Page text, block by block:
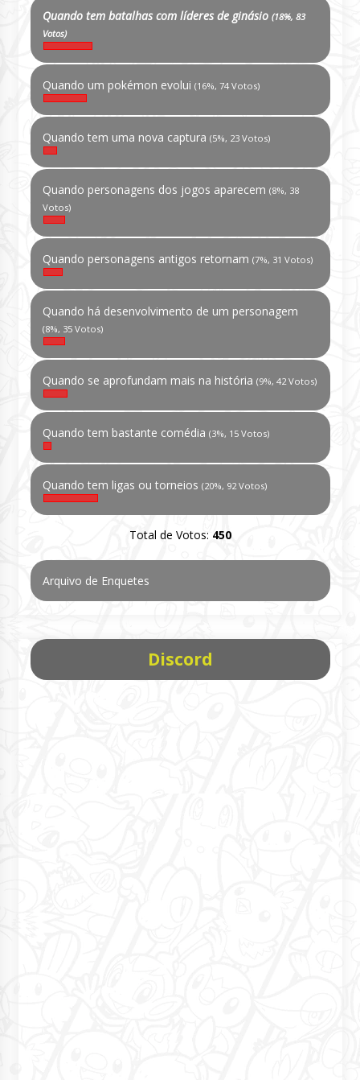
Quando tem batalhas com líderes de ginásio (18%, 83
Votos)
Quando um pokémon evolui (16%, 74 Votos)
Quando tem uma nova captura (5%, 23 Votos)
Quando personagens dos jogos aparecem (8%, 38
Votos)
Quando personagens antigos retornam (7%, 31 Votos)
Quando há desenvolvimento de um personagem
(8%, 35 Votos)
Quando se aprofundam mais na história (9%, 42 Votos)
Quando tem bastante comédia (3%, 15 Votos)
Quando tem ligas ou torneios (20%, 92 Votos)
Total de Votos: 450
Arquivo de Enquetes
Discord